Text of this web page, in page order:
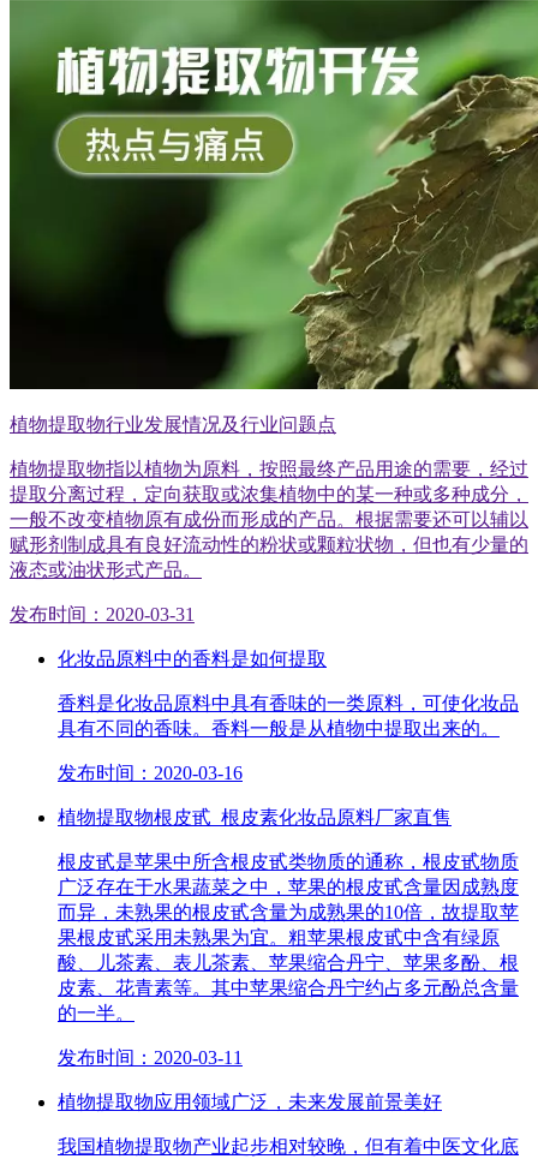
植物提取物行业发展情况及行业问题点
植物提取物指以植物为原料，按照最终产品用途的需要，经过
提取分离过程，定向获取或浓集植物中的某一种或多种成分，
一般不改变植物原有成份而形成的产品。根据需要还可以辅以
赋形剂制成具有良好流动性的粉状或颗粒状物，但也有少量的
液态或油状形式产品。
发布时间：2020-03-31
化妆品原料中的香料是如何提取
香料是化妆品原料中具有香味的一类原料，可使化妆品
具有不同的香味。香料一般是从植物中提取出来的。
发布时间：2020-03-16
植物提取物根皮甙_根皮素化妆品原料厂家直售
根皮甙是苹果中所含根皮甙类物质的通称，根皮甙物质
广泛存在于水果蔬菜之中，苹果的根皮甙含量因成熟度
而异，未熟果的根皮甙含量为成熟果的10倍，故提取苹
果根皮甙采用未熟果为宜。粗苹果根皮甙中含有绿原
酸、儿茶素、表儿茶素、苹果缩合丹宁、苹果多酚、根
皮素、花青素等。其中苹果缩合丹宁约占多元酚总含量
的一半。
发布时间：2020-03-11
植物提取物应用领域广泛，未来发展前景美好
我国植物提取物产业起步相对较晚，但有着中医文化底